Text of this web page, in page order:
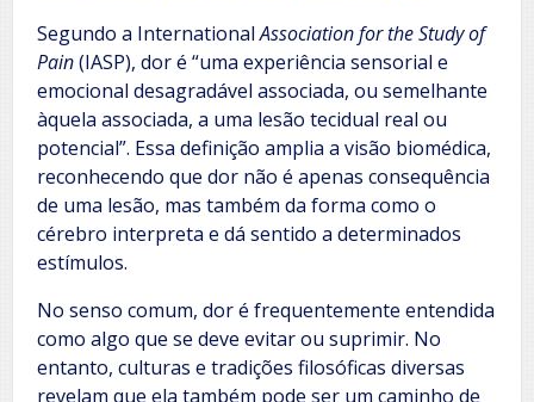
Segundo a InternationalAssociation for the Study of
Pain(IASP), dor é “uma experiência sensorial e
emocional desagradável associada, ou semelhante
àquela associada, a uma lesão tecidual real ou
potencial”. Essa definição amplia a visão biomédica,
reconhecendo que dor não é apenas consequência
de uma lesão, mas também da forma como o
cérebro interpreta e dá sentido a determinados
estímulos.
No senso comum, dor é frequentemente entendida
como algo que se deve evitar ou suprimir. No
entanto, culturas e tradições filosóficas diversas
revelam que ela também pode ser um caminho de